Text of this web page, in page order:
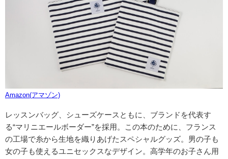
Amazon(アマゾン)
レッスンバッグ、シューズケースともに、ブランドを代表す
る“マリニエールボーダー”を採用。
この本のために、フランス
の工場で糸から生地を織りあげたスペシャルグッズ。男の子も
女の子も使えるユニセックスなデザイン。高学年のお子さん用